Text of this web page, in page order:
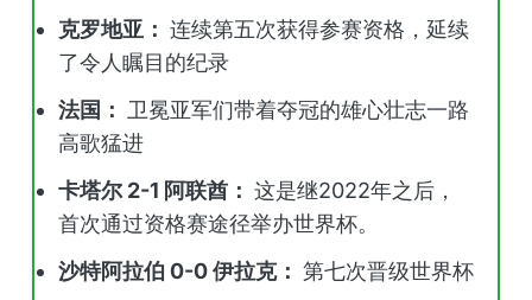
克罗地亚： 连续第五次获得参赛资格，延续
了令人瞩目的纪录
法国： 卫冕亚军们带着夺冠的雄心壮志一路
高歌猛进
卡塔尔 2-1 阿联酋： 这是继2022年之后，
首次通过资格赛途径举办世界杯。
沙特阿拉伯 0-0 伊拉克： 第七次晋级世界杯